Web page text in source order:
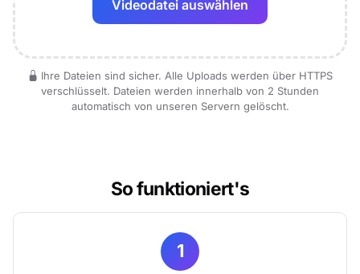
Videodatei auswählen
Ihre Dateien sind sicher. Alle Uploads werden über HTTPS
verschlüsselt. Dateien werden innerhalb von 2 Stunden
automatisch von unseren Servern gelöscht.
So funktioniert's
1